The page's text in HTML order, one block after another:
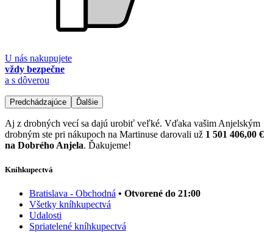
U nás nakupujete
vždy bezpečne
a s dôverou
Predchádzajúce Ďalšie
Aj z drobných vecí sa dajú urobiť veľké. Vďaka vašim Anjelským
drobným ste pri nákupoch na Martinuse darovali už 1 501 406,00 €
na Dobrého Anjela. Ďakujeme!
Kníhkupectvá
Bratislava - Obchodná • Otvorené do 21:00
Všetky kníhkupectvá
Udalosti
Spriatelené kníhkupectvá